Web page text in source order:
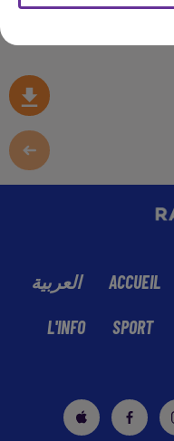
0:00
العربية ACCUEIL
L'INFO SPORT